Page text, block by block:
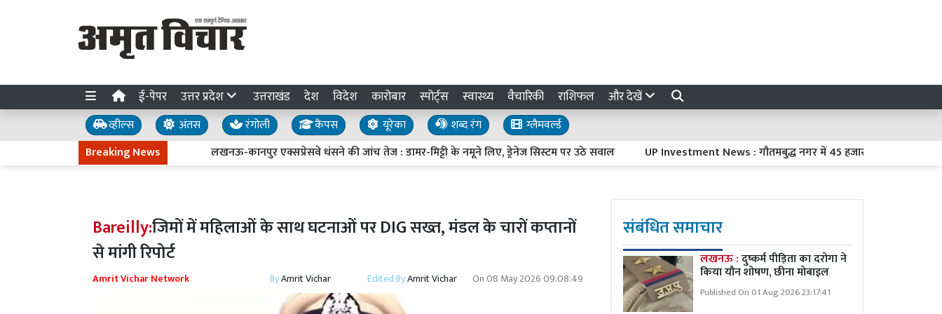
ई-पेपर उत्तर प्रदेश उत्तराखंड देश विदेश कारोबार स्पोर्ट्स स्वास्थ्य वैचारिकी राशिफल और देखें
व्हील्स अंतस रंगोली कैंपस यूरेका शब्द रंग
ग्लैमवर्ल्ड
Breaking News
लखनऊ-कानपुर एक्सप्रेसवे धंसने की जांच तेज : डामर-मिट्टी के नमूने लिए, ड्रेनेज सिस्टम पर उठे सवाल UP Investment News : गौतमबुद्ध नगर में 45 हजार करोड़ रुपये का निवेश
Bareilly:जिमों में महिलाओं के साथ घटनाओं पर DIG सख्त, मंडल के चारों कप्तानों
से मांगी रिपोर्ट
Amrit Vichar Network ByAmrit Vichar Edited ByAmrit Vichar On08 May 2026 09:08:49
संबंधित समाचार
लखनऊ :दुष्कर्म पीड़िता का दरोगा ने
किया यौन शोषण, छीना मोबाइल
Published On 01 Aug 2026 23:17:41